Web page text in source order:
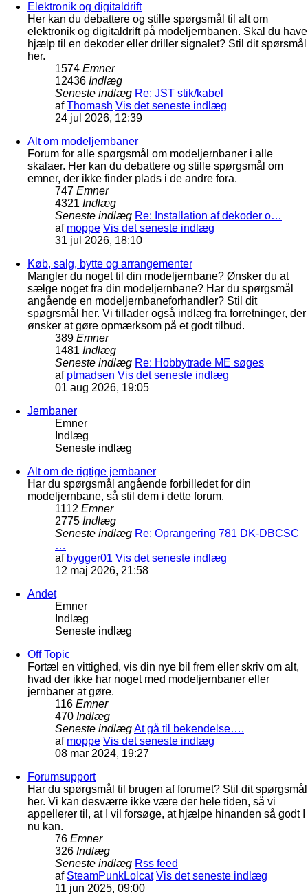
Elektronik og digitaldrift
Her kan du debattere og stille spørgsmål til alt om
elektronik og digitaldrift på modeljernbanen. Skal du have
hjælp til en dekoder eller driller signalet? Stil dit spørsmål
her.
1574 Emner
12436 Indlæg
Seneste indlæg Re: JST stik/kabel
afThomash Vis det seneste indlæg
24 jul 2026, 12:39
Alt om modeljernbaner
Forum for alle spørgsmål om modeljernbaner i alle
skalaer. Her kan du debattere og stille spørgsmål om
emner, der ikke finder plads i de andre fora.
747 Emner
4321 Indlæg
Seneste indlæg Re: Installation af dekoder o…
af moppe Vis det seneste indlæg
31 jul 2026, 18:10
Køb, salg, bytte og arrangementer
Mangler du noget til din modeljernbane? Ønsker du at
sælge noget fra din modeljernbane? Har du spørgsmål
angående en modeljernbaneforhandler? Stil dit
spøgrsmål her. Vi tillader også indlæg fra forretninger, der
ønsker at gøre opmærksom på et godt tilbud.
389 Emner
1481 Indlæg
Seneste indlæg Re: Hobbytrade ME søges
af ptmadsen Vis det seneste indlæg
01 aug 2026, 19:05
Jernbaner
Emner
Indlæg
Seneste indlæg
Alt om de rigtige jernbaner
Har du spørgsmål angående forbilledet for din
modeljernbane, så stil dem i dette forum.
1112 Emner
2775 Indlæg
Seneste indlæg Re: Oprangering 781 DK-DBCSC
…
af bygger01 Vis det seneste indlæg
12 maj 2026, 21:58
Andet
Emner
Indlæg
Seneste indlæg
Off Topic
Fortæl en vittighed, vis din nye bil frem eller skriv om alt,
hvad der ikke har noget med modeljernbaner eller
jernbaner at gøre.
116 Emner
470 Indlæg
Seneste indlægAt gå til bekendelse….
af moppe Vis det seneste indlæg
08 mar 2024, 19:27
Forumsupport
Har du spørgsmål til brugen af forumet? Stil dit spørgsmål
her. Vi kan desværre ikke være der hele tiden, så vi
appellerer til, at I vil forsøge, at hjælpe hinanden så godt I
nu kan.
76 Emner
326 Indlæg
Seneste indlæg Rss feed
af SteamPunkLolcat Vis det seneste indlæg
11 jun 2025, 09:00